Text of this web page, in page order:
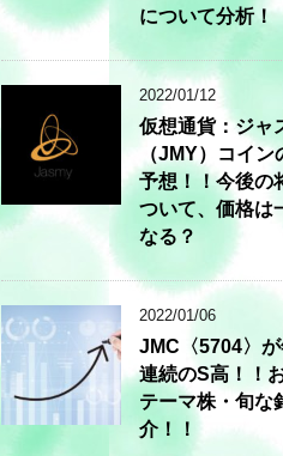
について分析！
2022/01/12
仮想通貨：ジャ
（JMY）コイ
予想！！今後の
ついて、価格は
なる？
2022/01/06
JMC〈5704〉
連続のS高！！
テーマ株・旬な
介！！